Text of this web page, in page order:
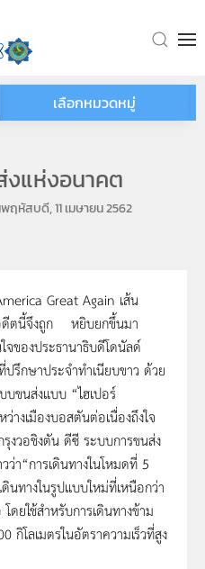
เลือกหมวดหมู่
แห่งอนาคต
ฤหัสบดี, 11 เมษายน 2562
Great Again เส้น
อดีตนี้จึงถูก หยิบยกขึ้นมา
ของประธานาธิบดีโดนัลด์
กษาประจำทำเนียบขาว ด้วย
บขนส่งแบบ “ไฮเปอร์
งเมืองบอสตันต่อเนื่องถึงใจ
งวอชิงตัน ดีซี ระบบการขนส่ง
ว่า“การเดินทางในโหมดที่ 5
นทางในรูปแบบใหม่ที่เหนือกว่า
ดยใช้สำหรับการเดินทางข้าม
กิโลเมตรในอัตราความเร็วที่สูง